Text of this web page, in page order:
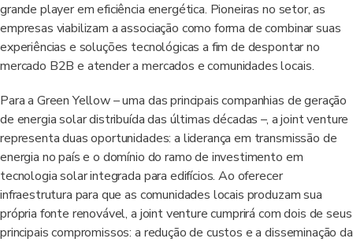
grande player em eficiência energética. Pioneiras no setor, as
empresas viabilizam a associação como forma de combinar suas
experiências e soluções tecnológicas a fim de despontar no
mercado B2B e atender a mercados e comunidades locais.
Para a Green Yellow – uma das principais companhias de geração
de energia solar distribuída das últimas décadas –, a joint venture
representa duas oportunidades: a liderança em transmissão de
energia no país e o domínio do ramo de investimento em
tecnologia solar integrada para edifícios. Ao oferecer
infraestrutura para que as comunidades locais produzam sua
própria fonte renovável, a joint venture cumprirá com dois de seus
principais compromissos: a redução de custos e a disseminação da